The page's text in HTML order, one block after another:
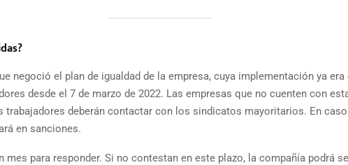
negoció el plan de igualdad de la empresa, cuya implementación ya
desde el 7 de marzo de 2022. Las empresas que no cuenten con
trabajadores deberán contactar con los sindicatos mayoritarios. En
en sanciones.
mes para responder. Si no contestan en este plazo, la compañía podrá